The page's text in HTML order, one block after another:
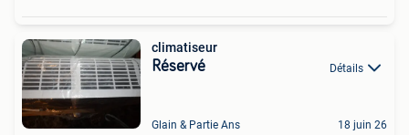
climatiseur
Réservé Détails
Glain & Partie Ans 18 juin 26